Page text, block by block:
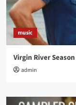
music
Virgin River
admin